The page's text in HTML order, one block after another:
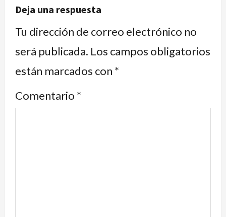
Deja una respuesta
Tu dirección de correo electrónico no
será publicada. Los campos obligatorios
están marcados con *
Comentario *